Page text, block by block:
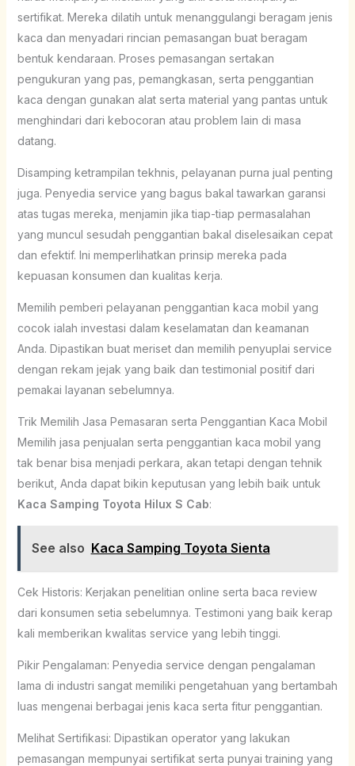
sertifikat. Mereka dilatih untuk menanggulangi beragam jenis
kaca dan menyadari rincian pemasangan buat beragam
bentuk kendaraan. Proses pemasangan sertakan
pengukuran yang pas, pemangkasan, serta penggantian
kaca dengan gunakan alat serta material yang pantas untuk
menghindari dari kebocoran atau problem lain di masa
datang.
Disamping ketrampilan tekhnis, pelayanan purna jual penting
juga. Penyedia service yang bagus bakal tawarkan garansi
atas tugas mereka, menjamin jika tiap-tiap permasalahan
yang muncul sesudah penggantian bakal diselesaikan cepat
dan efektif. Ini memperlihatkan prinsip mereka pada
kepuasan konsumen dan kualitas kerja.
Memilih pemberi pelayanan penggantian kaca mobil yang
cocok ialah investasi dalam keselamatan dan keamanan
Anda. Dipastikan buat meriset dan memilih penyuplai service
dengan rekam jejak yang baik dan testimonial positif dari
pemakai layanan sebelumnya.
Trik Memilih Jasa Pemasaran serta Penggantian Kaca Mobil
Memilih jasa penjualan serta penggantian kaca mobil yang
tak benar bisa menjadi perkara, akan tetapi dengan tehnik
berikut, Anda dapat bikin keputusan yang lebih baik untuk
Kaca Samping Toyota Hilux S Cab:
See also Kaca Samping Toyota Sienta
Cek Historis: Kerjakan penelitian online serta baca review
dari konsumen setia sebelumnya. Testimoni yang baik kerap
kali memberikan kwalitas service yang lebih tinggi.
Pikir Pengalaman: Penyedia service dengan pengalaman
lama di industri sangat memiliki pengetahuan yang bertambah
luas mengenai berbagai jenis kaca serta fitur penggantian.
Melihat Sertifikasi: Dipastikan operator yang lakukan
pemasangan mempunyai sertifikat serta punyai training yang